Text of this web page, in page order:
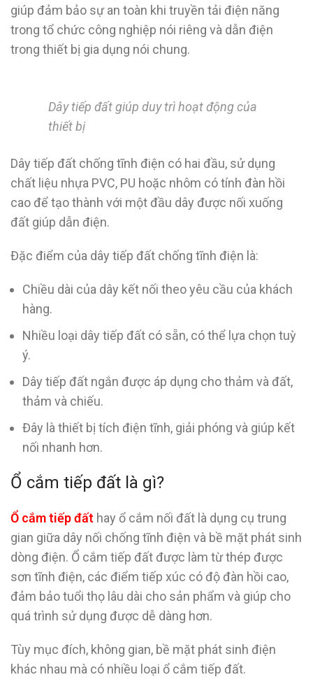
giúp đảm bảo sự an toàn khi truyền tải điện năng
trong tổ chức công nghiệp nói riêng và dẫn điện
trong thiết bị gia dụng nói chung.
Dây tiếp đất giúp duy trì hoạt động của
thiết bị
Dây tiếp đất chống tĩnh điện có hai đầu, sử dụng
chất liệu nhựa PVC, PU hoặc nhôm có tính đàn hồi
cao để tạo thành với một đầu dây được nối xuống
đất giúp dẫn điện.
Đặc điểm của dây tiếp đất chống tĩnh điện là:
Chiều dài của dây kết nối theo yêu cầu của khách
hàng.
Nhiều loại dây tiếp đất có sẵn, có thể lựa chọn tuỳ
ý.
Dây tiếp đất ngắn được áp dụng cho thảm và đất,
thảm và chiếu.
Đây là thiết bị tích điện tĩnh, giải phóng và giúp kết
nối nhanh hơn.
Ổ cắm tiếp đất là gì?
Ổ cắm tiếp đất hay ổ cắm nối đất là dụng cụ trung
gian giữa dây nối chống tĩnh điện và bề mặt phát sinh
dòng điện. Ổ cắm tiếp đất được làm từ thép được
sơn tĩnh điện, các điểm tiếp xúc có độ đàn hồi cao,
đảm bảo tuổi thọ lâu dài cho sản phẩm và giúp cho
quá trình sử dụng được dễ dàng hơn.
Tùy mục đích, không gian, bề mặt phát sinh điện
khác nhau mà có nhiều loại ổ cắm tiếp đất.